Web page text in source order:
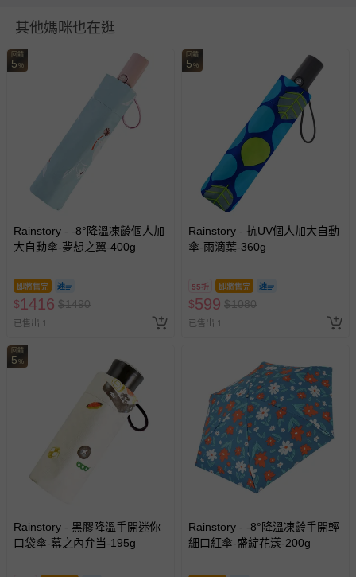
開，再行展開雨傘。
商品運送限制：出貨地限台灣本島
您所購買的商品享有7天的鑑賞期／猶豫期權益，但此期間
並非試用期，您所退回的商品必須是未經使用的全新狀態，
包含完整包裝、配件、說明文件及贈品等。
如需退換貨，請於收到商品7天（含例假日內提出），如為
退貨，您可至『查詢訂單』>『已出貨』中查詢該筆訂單，
並點選『我要退貨』即可進行申請。若有相關退貨問題，請
與服務，謝謝。
針對滿件折/滿額贈…等活動，如因部份退貨，而該訂單保
部分商品依據消費者保護法的規定，不適用七天鑑賞期/猶
易於腐敗、保存期限較短或解約時即將逾期（例如生鮮
商品、食品等）。
客製化商品（例如客製生日書、姓名貼等）。
新費用）。
經消費者拆封之影音商品或電腦軟體（例如 DVD、CD
其他媽咪也在逛
回饋
5 %
Rainstory - -8°降溫凍齡個人加
大自動傘-夢想之翼-400g
即將售完
$1416 $1490
已售出 1
回饋
5 %
Rainstory - 抗UV個人加大自動
傘-雨滴葉-360g
55折 即將售完
$599 $1080
已售出 1
回饋
5 %
Rainstory - 黑膠降溫手開迷你
口袋傘-幕之內弁当-195g
Rainstory - -8°降溫凍齡手開輕
細口紅傘-盛綻花漾-200g